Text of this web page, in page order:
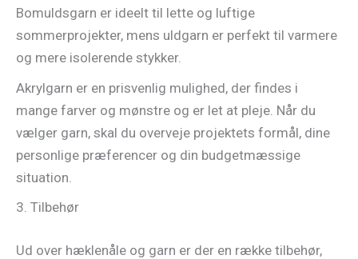
Bomuldsgarn er ideelt til lette og luftige
sommerprojekter, mens uldgarn er perfekt til varmere
og mere isolerende stykker.
Akrylgarn er en prisvenlig mulighed, der findes i
mange farver og mønstre og er let at pleje. Når du
vælger garn, skal du overveje projektets formål, dine
personlige præferencer og din budgetmæssige
situation.
3. Tilbehør
Ud over hæklenåle og garn er der en række tilbehør,